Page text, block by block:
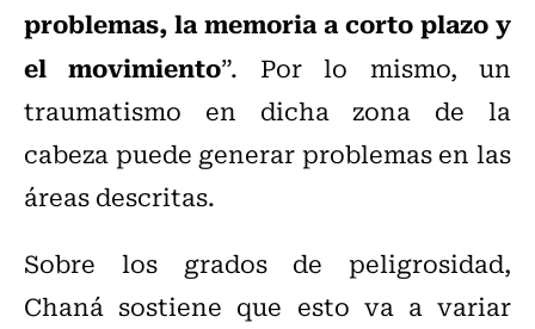
problemas, la memoria a corto plazo y
el movimiento”. Por lo mismo, un
traumatismo en dicha zona de la
cabeza puede generar problemas en las
áreas descritas.
Sobre los grados de peligrosidad,
Chaná sostiene que esto va a variar